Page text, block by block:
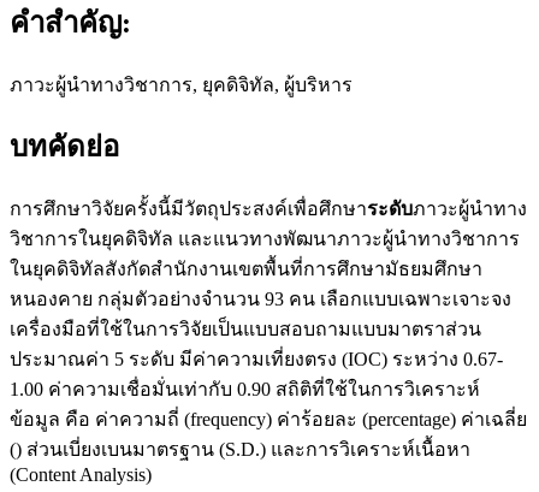
คำสำคัญ:
ภาวะผู้นำทางวิชาการ, ยุคดิจิทัล, ผู้บริหาร
บทคัดย่อ
การศึกษาวิจัยครั้งนี้มีวัตถุประสงค์เพื่อศึกษาระดับภาวะผู้นำทาง
วิชาการในยุคดิจิทัล และแนวทางพัฒนาภาวะผู้นำทางวิชาการ
ในยุคดิจิทัลสังกัดสำนักงานเขตพื้นที่การศึกษามัธยมศึกษา
หนองคาย กลุ่มตัวอย่างจำนวน 93 คน เลือกแบบเฉพาะเจาะจง
เครื่องมือที่ใช้ในการวิจัยเป็นแบบสอบถามแบบมาตราส่วน
ประมาณค่า 5 ระดับ มีค่าความเที่ยงตรง (IOC) ระหว่าง 0.67-
1.00 ค่าความเชื่อมั่นเท่ากับ 0.90 สถิติที่ใช้ในการวิเคราะห์
ข้อมูล คือ ค่าความถี่ (frequency) ค่าร้อยละ (percentage) ค่าเฉลี่ย
() ส่วนเบี่ยงเบนมาตรฐาน (S.D.) และการวิเคราะห์เนื้อหา
(Content Analysis)